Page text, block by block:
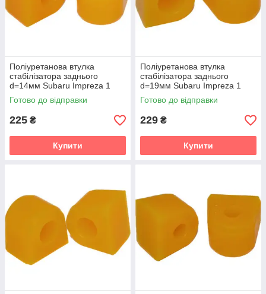
Поліуретанова втулка
стабілізатора заднього
d=14мм Subaru Impreza 1
gen. (GF) Універсал (1992-
2000) v19
Готово до відправки
225 ₴
Купити
Поліуретанова втулка
стабілізатора заднього
d=19мм Subaru Impreza 1
gen. (GF) Універсал (1992-
2000) v19
Готово до відправки
229 ₴
Купити